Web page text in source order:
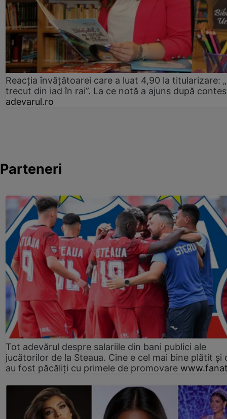
Reacția învățătoarei care a luat 4,90 la titularizare:
trecut din iad în rai”. La ce notă a ajuns după
adevarul.ro
Parteneri
Tot adevărul despre salariile din bani publici ale
jucătorilor de la Steaua. Cine e cel mai bine plătit și
au fost păcăliți cu primele de promovare